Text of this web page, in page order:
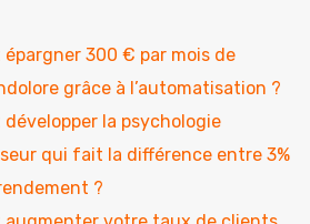
épargner 300 € par mois de
grâce à l’automatisation ?
développer la psychologie
qui fait la différence entre 3%
?